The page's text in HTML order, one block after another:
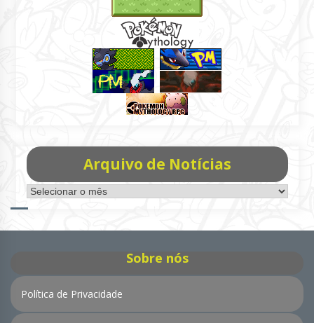
Arquivo de Notícias
Arquivo
de
Sobre nós
Política de Privacidade